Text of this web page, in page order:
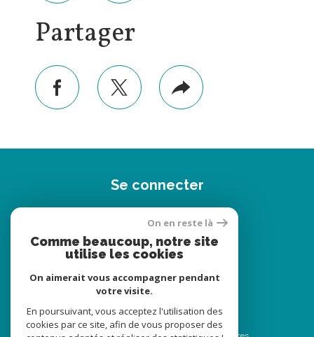
Partager
facebooktwitterPlus
de
Se connecter
espace propriétaire
© 2022 Tous droits réservés
On en reste là
Comme beaucoup, notre site
utilise les cookies
On aimerait vous accompagner pendant
votre visite.
En poursuivant, vous acceptez l'utilisation des
cookies par ce site, afin de vous proposer des